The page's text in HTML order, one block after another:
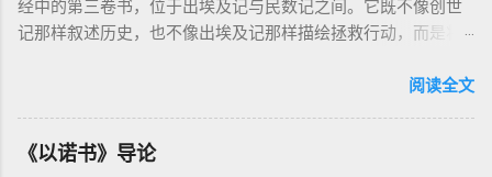
经中的第三卷书，位于出埃及记与民数记之间。它既不像创世
记那样叙述历史，也不像出埃及记那样描绘拯救行动，而是将
内容看似仪式化，《利未记》却揭示了 神的临在如何规范人类
为我耶和华你们的神是圣洁的。”（利未记19:2） 这节经文构成
整卷书的中心神学。希伯来文“קָדוֹשׁ”（kadosh）不仅意味着道
阅读全文
《以诺书》导论